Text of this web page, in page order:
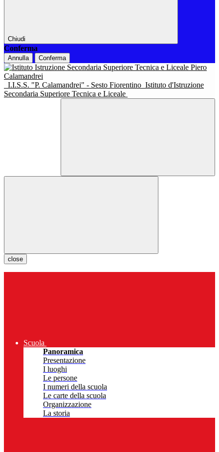
Chiudi
Conferma
Annulla Conferma
I.I.S.S. "P. Calamandrei" - Sesto Fiorentino Istituto d'Istruzione
Secondaria Superiore Tecnica e Liceale
close
Scuola
Panoramica
Presentazione
I luoghi
Le persone
I numeri della scuola
Le carte della scuola
Organizzazione
La storia